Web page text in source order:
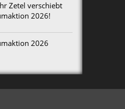
Zetel verschiebt
2026!
2026